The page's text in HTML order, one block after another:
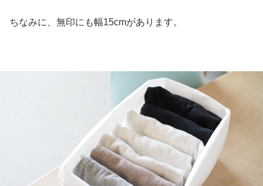
ちなみに、無印にも幅15cmがあります。